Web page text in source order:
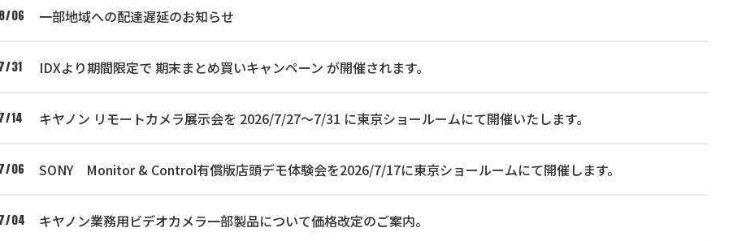
06 一部地域への配達遅延のお知らせ
31 IDXより期間限定で 期末まとめ買いキャンペーン が開催されます。
14 キヤノン リモートカメラ展示会を 2026/7/27～7/31 に東京ショールームにて開催いたします。
06 SONY Monitor & Control有償版店頭デモ体験会を2026/7/17に東京ショールームにて開催します。
04 キヤノン業務用ビデオカメラ一部製品について価格改定のご案内。